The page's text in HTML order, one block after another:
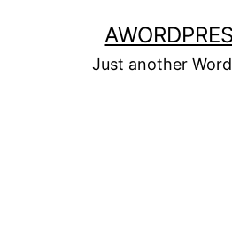
Just another